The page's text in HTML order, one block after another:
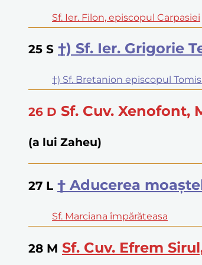
Sf. Ier. Filon, episcopul Carpasiei
25 S †) Sf. Ier. Grigorie
†) Sf. Bretanion episcopul
26 D Sf. Cuv. Xenofont,
(a lui Zaheu)
27 L † Aducerea
Sf. Marciana împărăteasa
28 M Sf. Cuv. Efrem